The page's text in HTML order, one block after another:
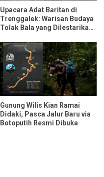
Upacara Adat Baritan di
Trenggalek: Warisan Budaya
Tolak Bala yang Dilestarikan
Gunung Wilis Kian Ramai
Didaki, Pasca Jalur Baru via
Botoputih Resmi Dibuka